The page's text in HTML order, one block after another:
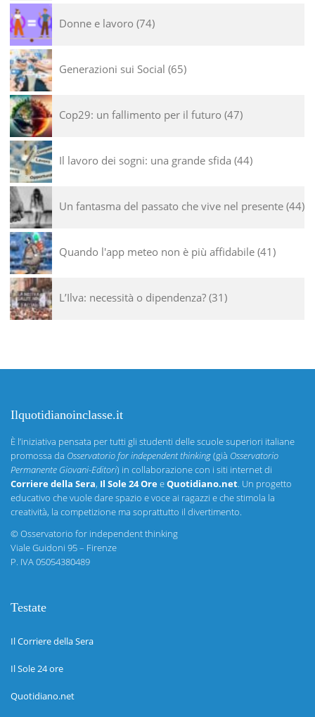
Donne e lavoro 74
Generazioni sui Social 65
Cop29: un fallimento per il futuro 47
Il lavoro dei sogni: una grande sfida 44
Un fantasma del passato che vive nel presente 44
Quando l'app meteo non è più affidabile 41
L’Ilva: necessità o dipendenza? 31
Ilquotidianoinclasse.it
È l’iniziativa pensata per tutti gli studenti delle scuole superiori italiane
promossa da Osservatorio for independent thinking(già Osservatorio
Permanente Giovani-Editori) in collaborazione con i siti internet di
Corriere della Sera, Il Sole 24 OreeQuotidiano.net. Un progetto
educativo che vuole dare spazio e voce ai ragazzi e che stimola la
creatività, la competizione ma soprattutto il divertimento.
©Osservatorio for independent thinking
Viale Guidoni 95 – Firenze
P. IVA 05054380489
Testate
Il Corriere della Sera
Il Sole 24 ore
Quotidiano.net